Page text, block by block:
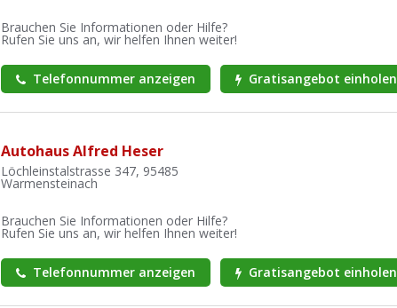
Brauchen Sie Informationen oder Hilfe?
Rufen Sie uns an, wir helfen Ihnen weiter!
Telefonnummer anzeigen Gratisangebot einholen
Autohaus Alfred Heser
Löchleinstalstrasse 347, 95485
Warmensteinach
Brauchen Sie Informationen oder Hilfe?
Rufen Sie uns an, wir helfen Ihnen weiter!
Telefonnummer anzeigen Gratisangebot einholen